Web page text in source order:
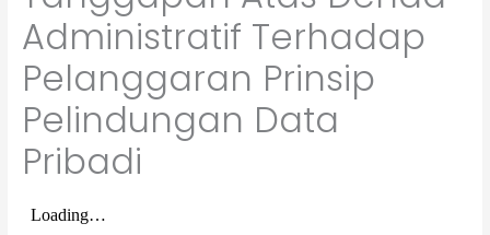
Administratif Terhadap
Pelanggaran Prinsip
Pelindungan Data
Pribadi